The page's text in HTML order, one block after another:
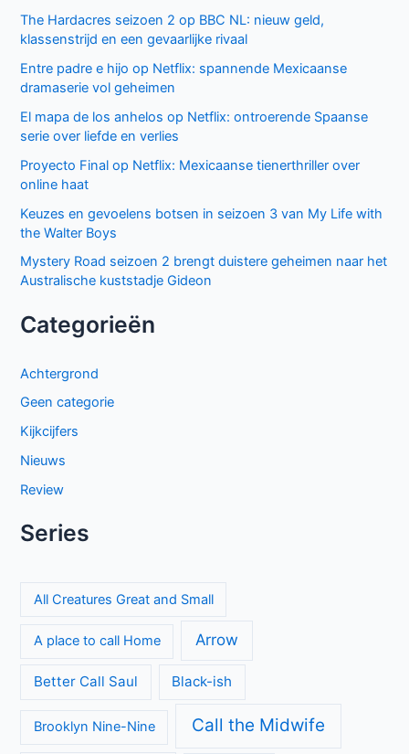
The Hardacres seizoen 2 op BBC NL: nieuw geld,
klassenstrijd en een gevaarlijke rivaal
Entre padre e hijo op Netflix: spannende Mexicaanse
dramaserie vol geheimen
El mapa de los anhelos op Netflix: ontroerende Spaanse
serie over liefde en verlies
Proyecto Final op Netflix: Mexicaanse tienerthriller over
online haat
Keuzes en gevoelens botsen in seizoen 3 van My Life with
the Walter Boys
Mystery Road seizoen 2 brengt duistere geheimen naar het
Australische kuststadje Gideon
Categorieën
Achtergrond
Geen categorie
Kijkcijfers
Nieuws
Review
Series
All Creatures Great and Small
A place to call Home Arrow
Better Call Saul Black-ish
Brooklyn Nine-Nine Call the Midwife